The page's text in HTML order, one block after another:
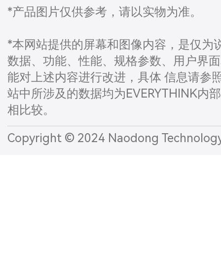
*产品图片仅供参考，请以实物为准。
*本网站提供的屏幕和图像内容，是仅
数据、功能、性能、规格参数、用户界
能对上述内容进行改进，具体 信息请参
站中所涉及的数据均为EVERYTHINK内
相比较。
Copyright © 2024 Naodong